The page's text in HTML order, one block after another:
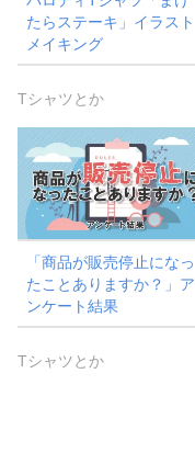
たらステーキ」イラスト
メイキング
Tシャツとか
「商品が販売停止になっ
たことありますか？」ア
ンケート結果
Tシャツとか